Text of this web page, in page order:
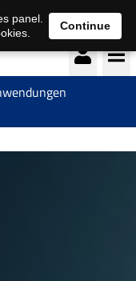
Deutsch français
panel.
Continue